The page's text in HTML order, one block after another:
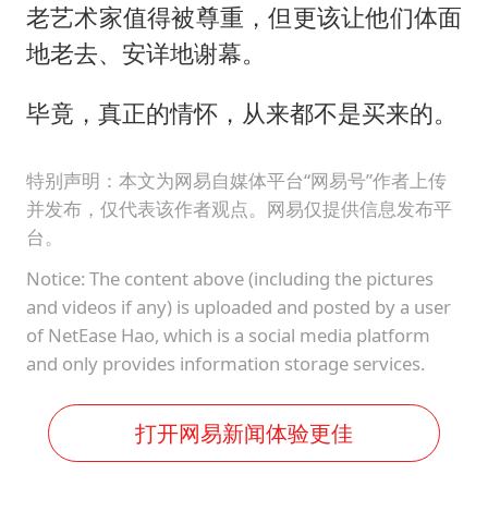
老艺术家值得被尊重，但更该让他们体面
地老去、安详地谢幕。
毕竟，真正的情怀，从来都不是买来的。
特别声明：本文为网易自媒体平台“网易号”作者上传
并发布，仅代表该作者观点。网易仅提供信息发布平
台。
Notice: The content above (including the pictures
and videos if any) is uploaded and posted by a user
of NetEase Hao, which is a social media platform
and only provides information storage services.
打开网易新闻体验更佳